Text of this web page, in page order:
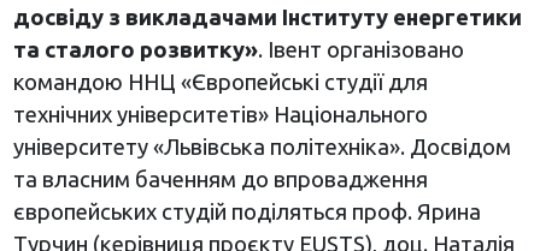
досвіду з викладачами Інституту енергетики
та сталого розвитку». Івент організовано
командою ННЦ «Європейські студії для
технічних університетів» Національного
університету «Львівська політехніка». Досвідом
та власним баченням до впровадження
європейських студій поділяться проф. Ярина
Турчин (керівниця проєкту EUSTS), доц. Наталія